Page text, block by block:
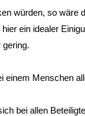
würden, so wäre
ein idealer
einem Menschen
bei allen